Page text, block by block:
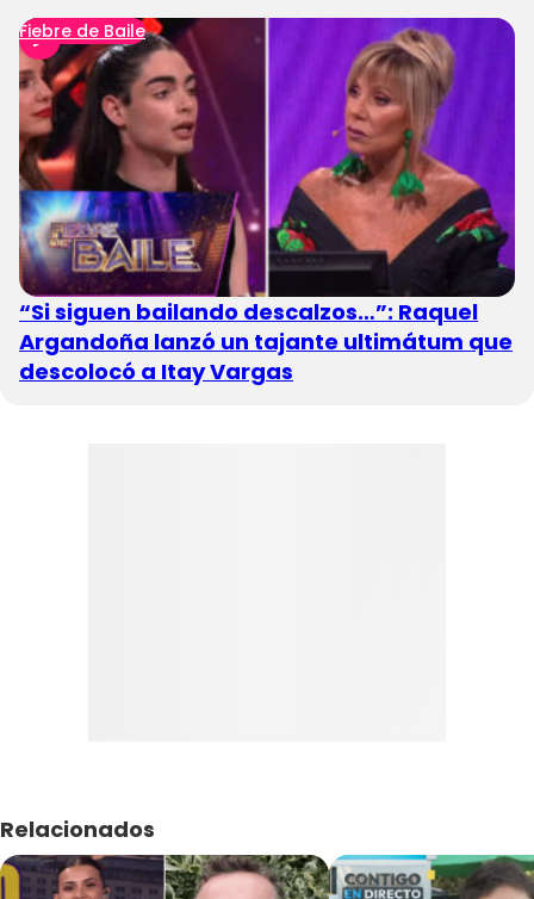
Fiebre de Baile
“Si siguen bailando descalzos…”: Raquel
Argandoña lanzó un tajante ultimátum que
descolocó a Itay Vargas
Relacionados